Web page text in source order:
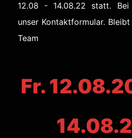
12.08 - 14.08.22 statt.
unser Kontaktformular.
Team
Fr.